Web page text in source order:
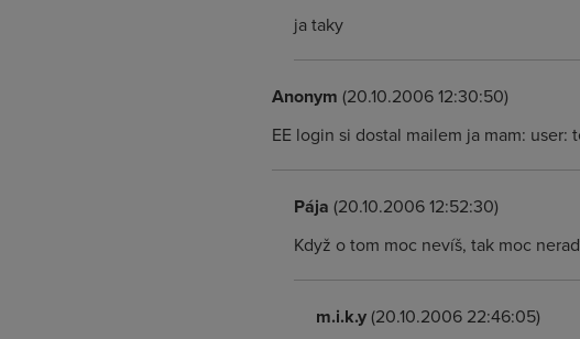
ja taky
Anonym (20.10.2006 12:30:50)
EE login si dostal mailem ja mam:
Pája (20.10.2006 12:52:30)
Když o tom moc nevíš, tak moc
m.i.k.y(20.10.2006 22:46:05)